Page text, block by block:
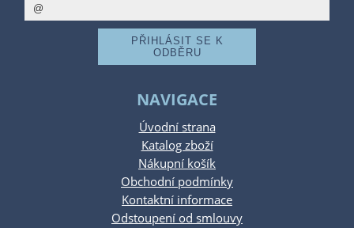
NAVIGACE
Úvodní strana
Katalog zboží
Nákupní košík
Obchodní podmínky
Kontaktní informace
Odstoupení od smlouvy